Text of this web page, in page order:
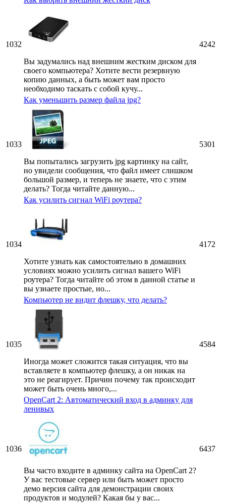
1032
Вы задумались над внешним жестким диском для
своего компьютера? Хотите вести резервную
копию данных, а быть может вам просто
необходимо таскать с собой кучу...
4242
1033
Как уменьшить размер файла jpg?
Вы попытались загрузить jpg картинку на сайт,
но увидели сообщения, что файл имеет слишком
большой размер, и теперь не знаете, что с этим
делать? Тогда читайте данную...
5301
1034
Как усилить сигнал WiFi роутера?
Хотите узнать как самостоятельно в домашних
условиях можно усилить сигнал вашего WiFi
роутера? Тогда читайте об этом в данной статье и
вы узнаете простые, но...
4172
1035
Компьютер не видит флешку, что делать?
Иногда может сложится такая ситуация, что вы
вставляете в компьютер флешку, а он никак на
это не реагирует. Причин почему так происходит
может быть очень много,...
4584
1036
OpenCart 2: Автоматический вход в админку для
ленивых
Вы часто входите в админку сайта на OpenCart 2?
У вас тестовые сервер или быть может просто
демо версия сайта для демонстрации своих
продуктов и модулей? Какая бы у вас...
6437